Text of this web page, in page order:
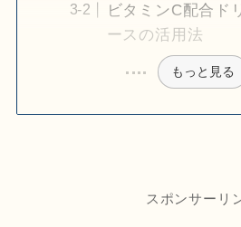
ビタミンC配合ド
ースの活用法
もっと見る
スポンサーリ